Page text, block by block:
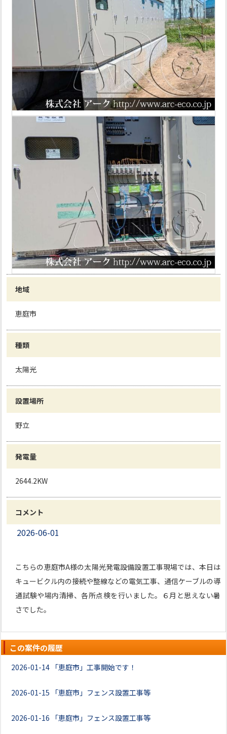
地域
恵庭市
種類
太陽光
設置場所
野立
発電量
2644.2KW
コメント
2026-06-01
こちらの恵庭市A様の太陽光発電設備設置工事現場では、本日は
キュービクル内の接続や整線などの電気工事、通信ケーブルの導
通試験や場内清掃、各所点検を行いました。６月と思えない暑
さでした。
この案件の履歴
2026-01-14 「恵庭市」工事開始です！
2026-01-15 「恵庭市」フェンス設置工事等
2026-01-16 「恵庭市」フェンス設置工事等